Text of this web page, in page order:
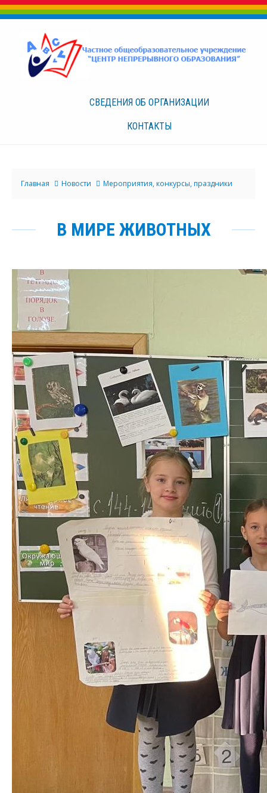
СВЕДЕНИЯ ОБ ОРГАНИЗАЦИИ
КОНТАКТЫ
Главная Новости Мероприятия, конкурсы, праздники
В МИРЕ ЖИВОТНЫХ